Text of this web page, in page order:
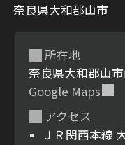
シャーメゾンとは
奈良県大和郡山市
所在地
奈良県大和郡山
Google Maps
アクセス
ＪＲ関西本線